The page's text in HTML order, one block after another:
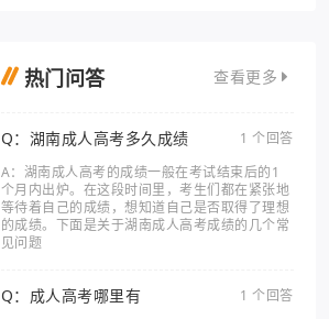
热门问答 查看更多
Q：湖南成人高考多久成绩
1 个回答
A：湖南成人高考的成绩一般在考试结束后的1
个月内出炉。在这段时间里，考生们都在紧张地
等待着自己的成绩，想知道自己是否取得了理想
的成绩。下面是关于湖南成人高考成绩的几个常
见问题
Q：成人高考哪里有
1 个回答